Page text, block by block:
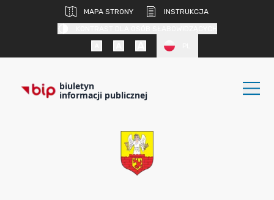
MAPA STRONY
INSTRUKCJA
biuletyn
informacji publicznej